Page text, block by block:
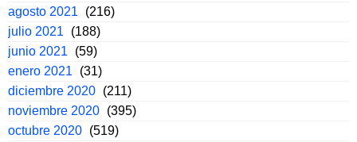
agosto 2021
(216)
julio 2021
(188)
junio 2021
(59)
enero 2021
(31)
diciembre 2020 (211)
noviembre 2020 (395)
octubre 2020 (519)